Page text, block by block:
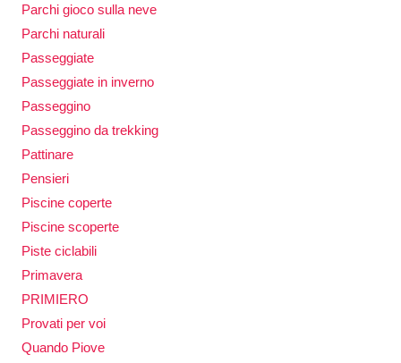
Parchi gioco sulla neve
Parchi naturali
Passeggiate
Passeggiate in inverno
Passeggino
Passeggino da trekking
Pattinare
Pensieri
Piscine coperte
Piscine scoperte
Piste ciclabili
Primavera
PRIMIERO
Provati per voi
Quando Piove